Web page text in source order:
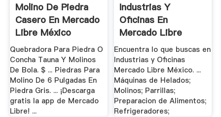
Molino De Piedra
Casero En Mercado
Libre México
Quebradora Para Piedra O
Concha Tauna Y Molinos
De Bola. $ ... Piedras Para
Molino De 6 Pulgadas En
Piedra Gris. ... ¡Descarga
gratis la app de Mercado
Libre! ...
Industrias Y
Oficinas En
Mercado Libre
México
Encuentra lo que buscas en
Industrias y Oficinas
Mercado Libre México. ...
Máquinas de Helados;
Molinos; Parrillas;
Preparacion de Alimentos;
Refrigeradores;